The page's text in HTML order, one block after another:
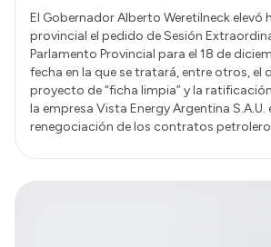
El Gobernador Alberto Weretilneck elevó
provincial el pedido de Sesión
Parlamento Provincial para el 18 de
fecha en la que se tratará, entre otros, el
proyecto de “ficha limpia” y la
la empresa Vista Energy Argentina S.A.U.
renegociación de los contratos